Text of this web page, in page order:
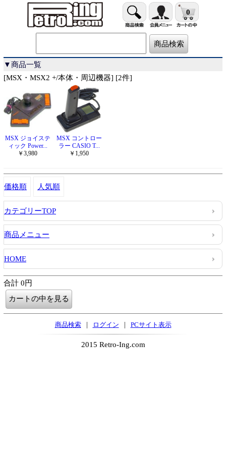
0
▼商品一覧
[MSX・MSX2 +/本体・周辺機器] [2件]
MSX ジョイステ
ィック Power...
￥3,980
MSX コントロー
ラー CASIO T...
￥1,950
価格順 人気順
カテゴリーTOP
商品メニュー
HOME
合計 0円
商品検索 | ログイン | PCサイト表示
2015 Retro-Ing.com